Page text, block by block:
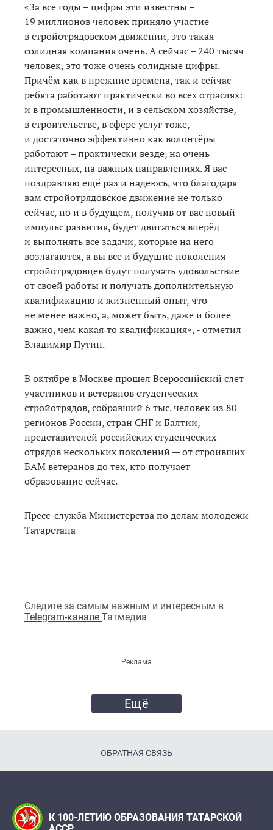
«За все годы – цифры эти известны –
19 миллионов человек приняло участие
в стройотрядовском движении, это такая
солидная компания очень. А сейчас – 240 тысяч
человек, это тоже очень солидные цифры.
Причём как в прежние времена, так и сейчас
ребята работают практически во всех отраслях:
и в промышленности, и в сельском хозяйстве,
в строительстве, в сфере услуг тоже,
и достаточно эффективно как волонтёры
работают – практически везде, на очень
интересных, на важных направлениях. Я вас
поздравляю ещё раз и надеюсь, что благодаря
вам стройотрядовское движение не только
сейчас, но и в будущем, получив от вас новый
импульс развития, будет двигаться вперёд
и выполнять все задачи, которые на него
возлагаются, а вы все и будущие поколения
стройотрядовцев будут получать удовольствие
от своей работы и получать дополнительную
квалификацию и жизненный опыт, что
не менее важно, а, может быть, даже и более
важно, чем какая‑то квалификация», - отметил
Владимир Путин.
В октябре в Москве прошел Всероссийский слет
участников и ветеранов студенческих
стройотрядов, собравший 6 тыс. человек из 80
регионов России, стран СНГ и Балтии,
представителей российских студенческих
отрядов нескольких поколений — от строивших
БАМ ветеранов до тех, кто получает
образование сейчас.
Пресс-служба Министерства по делам молодежи
Татарстана
Следите за самым важным и интересным в
Telegram-канале Татмедиа
Реклама
Ещё
ОБРАТНАЯ СВЯЗЬ
К 100-ЛЕТИЮ ОБРАЗОВАНИЯ ТАТАРСКОЙ